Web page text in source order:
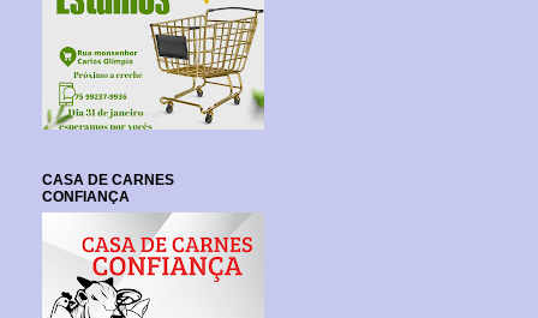
CASA DE CARNES
CONFIANÇA